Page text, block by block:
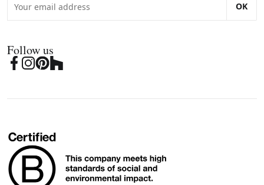
OK
Follow us